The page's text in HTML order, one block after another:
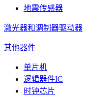
地震传感器
激光器和调制器驱动器
其他器件
单片机
逻辑器件IC
时钟芯片